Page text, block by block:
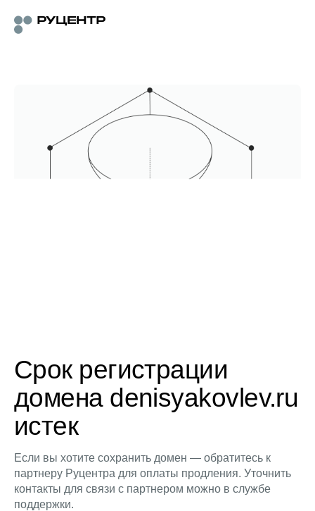
Срок регистрации
домена denisyakovlev.ru
истек
Если вы хотите сохранить домен — обратитесь к
партнеру Руцентра для оплаты продления. Уточнить
контакты для связи с партнером можно в службе
поддержки.